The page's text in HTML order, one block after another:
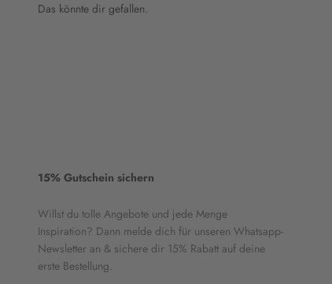
Das könnte dir gefallen.
15% Gutschein sichern
Willst du tolle Angebote und jede Menge
Inspiration? Dann melde dich für unseren Whatsapp-
Newsletter an & sichere dir 15% Rabatt auf deine
erste Bestellung.